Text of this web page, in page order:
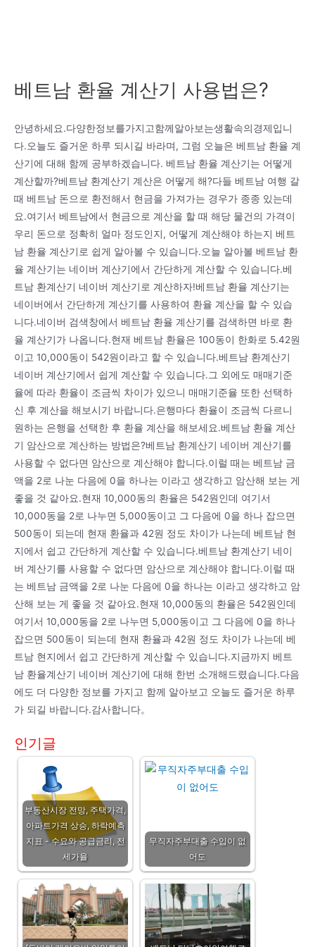
베트남 환율 계산기 사용법은?
안녕하세요.다양한정보를가지고함께알아보는생활속의경제입니
다.오늘도 즐거운 하루 되시길 바라며, 그럼 오늘은 베트남 환율 계
산기에 대해 함께 공부하겠습니다. 베트남 환율 계산기는 어떻게
계산할까?베트남 환계산기 계산은 어떻게 해?다들 베트남 여행 갈
때 베트남 돈으로 환전해서 현금을 가져가는 경우가 종종 있는데
요.여기서 베트남에서 현금으로 계산을 할 때 해당 물건의 가격이
우리 돈으로 정확히 얼마 정도인지, 어떻게 계산해야 하는지 베트
남 환율 계산기로 쉽게 알아볼 수 있습니다.오늘 알아볼 베트남 환
율 계산기는 네이버 계산기에서 간단하게 계산할 수 있습니다.베
트남 환계산기 네이버 계산기로 계산하자!베트남 환율 계산기는
네이버에서 간단하게 계산기를 사용하여 환율 계산을 할 수 있습
니다.네이버 검색창에서 베트남 환율 계산기를 검색하면 바로 환
율 계산기가 나옵니다.현재 베트남 환율은 100동이 한화로 5.42원
이고 10,000동이 542원이라고 할 수 있습니다.베트남 환계산기
네이버 계산기에서 쉽게 계산할 수 있습니다.그 외에도 매매기준
율에 따라 환율이 조금씩 차이가 있으니 매매기준율 또한 선택하
신 후 계산을 해보시기 바랍니다.은행마다 환율이 조금씩 다르니
원하는 은행을 선택한 후 환율 계산을 해보세요.베트남 환율 계산
기 암산으로 계산하는 방법은?베트남 환계산기 네이버 계산기를
사용할 수 없다면 암산으로 계산해야 합니다.이럴 때는 베트남 금
액을 2로 나눈 다음에 0을 하나는 이라고 생각하고 암산해 보는 게
좋을 것 같아요.현재 10,000동의 환율은 542원인데 여기서
10,000동을 2로 나누면 5,000동이고 그 다음에 0을 하나 잡으면
500동이 되는데 현재 환율과 42원 정도 차이가 나는데 베트남 현
지에서 쉽고 간단하게 계산할 수 있습니다.베트남 환계산기 네이
버 계산기를 사용할 수 없다면 암산으로 계산해야 합니다.이럴 때
는 베트남 금액을 2로 나눈 다음에 0을 하나는 이라고 생각하고 암
산해 보는 게 좋을 것 같아요.현재 10,000동의 환율은 542원인데
여기서 10,000동을 2로 나누면 5,000동이고 그 다음에 0을 하나
잡으면 500동이 되는데 현재 환율과 42원 정도 차이가 나는데 베
트남 현지에서 쉽고 간단하게 계산할 수 있습니다.지금까지 베트
남 환율계산기 네이버 계산기에 대해 한번 소개해드렸습니다.다음
에도 더 다양한 정보를 가지고 함께 알아보고 오늘도 즐거운 하루
가 되길 바랍니다.감사합니다。
인기글
부동산시장 전망, 주택가격,
아파트가격 상승, 하락예측
지표 - 수요와 공급금리, 전
세가율
무직자주부대출 수입이 없
어도